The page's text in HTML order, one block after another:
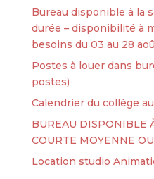
Bureau disponible à la
durée – disponibilité à
besoins du 03 au 28
Postes à louer dans
postes)
Calendrier du collège
BUREAU DISPONIBLE
COURTE MOYENNE
Location studio